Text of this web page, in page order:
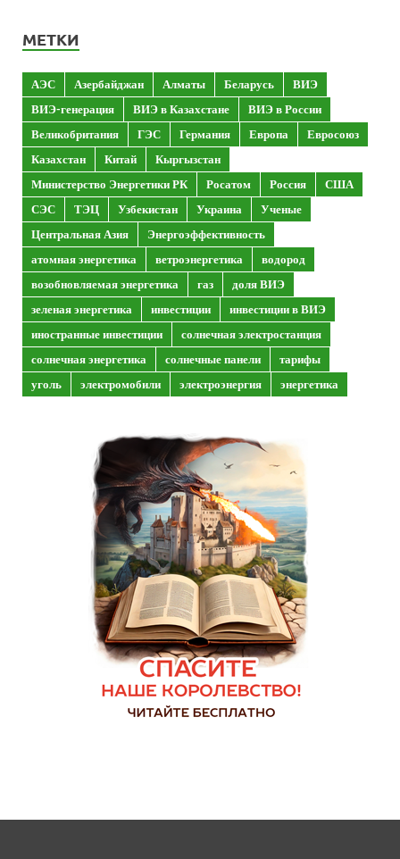
МЕТКИ
АЭС Азербайджан Алматы Беларусь
ВИЭ
ВИЭ-генерация
ВИЭ в Казахстане
ВИЭ в России
Великобритания
ГЭС Германия Европа
Евросоюз
Казахстан
Китай
Кыргызстан
Министерство Энергетики РК
Росатом Россия
США
СЭС
ТЭЦ Узбекистан Украина
Ученые
Центральная Азия
Энергоэффективность
атомная энергетика
ветроэнергетика
водород
возобновляемая энергетика
газ
доля ВИЭ
зеленая энергетика
инвестиции
инвестиции в ВИЭ
иностранные инвестиции
солнечная электростанция
солнечная энергетика
солнечные панели
тарифы
уголь
электромобили электроэнергия энергетика